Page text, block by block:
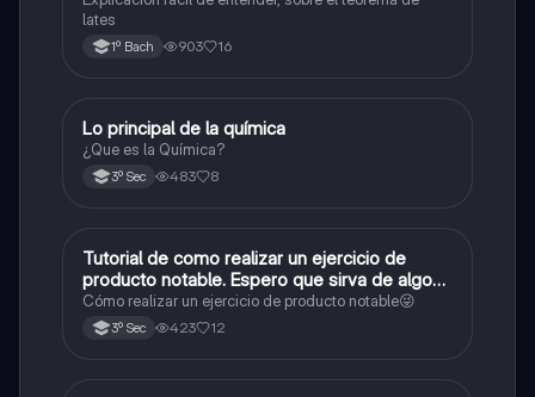
lates
1º Bach 903 16
Química
Lo principal de la química
¿Que es la Química?
3º Sec 483 8
Matemáticas
Tutorial de como realizar un ejercicio de
producto notable. Espero que sirva de algo💕
😜
Cómo realizar un ejercicio de producto notable😜
3º Sec 423 12